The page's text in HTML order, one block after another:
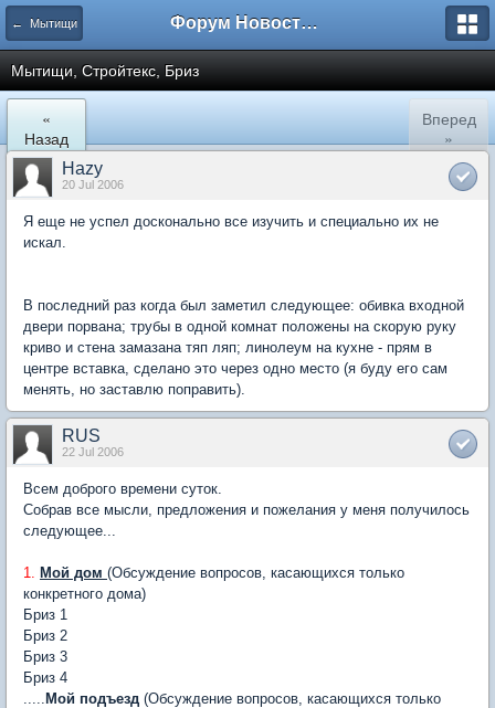
← Мытищи Форум Новостройки
Мытищи, Стройтекс, Бриз
«
Назад
Вперед
»
Hazy
20 Jul 2006
Я еще не успел досконально все изучить и специально их не
искал.
В последний раз когда был заметил следующее: обивка входной
двери порвана; трубы в одной комнат положены на скорую руку
криво и стена замазана тяп ляп; линолеум на кухне - прям в
центре вставка, сделано это через одно место (я буду его сам
менять, но заставлю поправить).
RUS
22 Jul 2006
Всем доброго времени суток.
Собрав все мысли, предложения и пожелания у меня получилось
следующее...
1. Мой дом (Обсуждение вопросов, касающихся только
конкретного дома)
Бриз 1
Бриз 2
Бриз 3
Бриз 4
..... Мой подъезд (Обсуждение вопросов, касающихся только